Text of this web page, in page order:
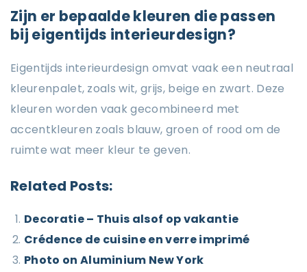
Zijn er bepaalde kleuren die passen
bij eigentijds interieurdesign?
Eigentijds interieurdesign omvat vaak een neutraal
kleurenpalet, zoals wit, grijs, beige en zwart. Deze
kleuren worden vaak gecombineerd met
accentkleuren zoals blauw, groen of rood om de
ruimte wat meer kleur te geven.
Related Posts:
Decoratie – Thuis alsof op vakantie
Crédence de cuisine en verre imprimé
Photo on Aluminium New York